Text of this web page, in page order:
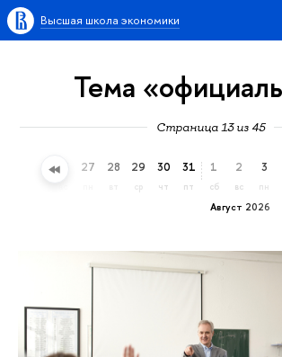
Высшая школа экономики
Тема
Страница 13 из 45
26 27 28 29
ср
30
чт
31
пт
Август 2026
1
сб
2
вс
3
пн